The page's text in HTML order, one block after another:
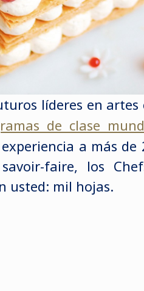
líderes en
de clase
a más
faire, los
usted: mil hojas.